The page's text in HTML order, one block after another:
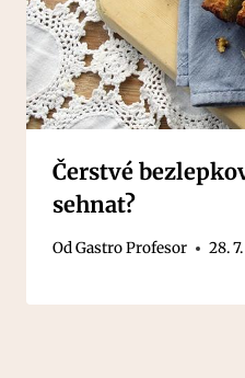
Čerstvé
sehnat?
OdGastro Profesor 28.